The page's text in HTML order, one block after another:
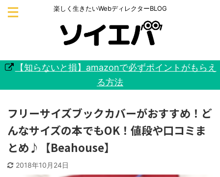
楽しく生きたいWebディレクターBLOG
【知らないと損】amazonで必ずポイントがもらえ
る方法
フリーサイズブックカバーがおすすめ！ど
んなサイズの本でもOK！値段や口コミま
とめ♪【Beahouse】
2018年10月24日